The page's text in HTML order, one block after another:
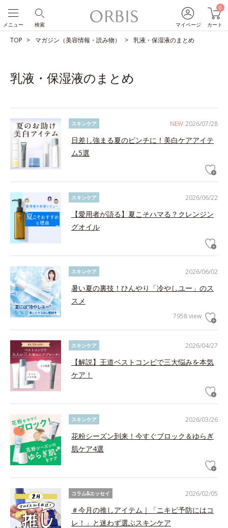
マイページ
0
カート
検索
メニュー
TOP マガジン（美容情報・読み物） 乳液・保湿液のまとめ
乳液・保湿液のまとめ
NEW 2026/07/28
スキンケア
日差し強まる夏のピンチに！美白ケアアイテ
ム5選
2026/06/22
スキンケア
【愛用者が語る】夏こそハマる？クレンジン
グオイル
2026/06/02
スキンケア
暑い夏の裏技！ひんやり「冷やしユー」のス
スメ
7958 view
2026/04/27
スキンケア
【解説】王道ベストコンビで三大悩みを本気
ケア！
2026/03/26
スキンケア
花粉シーズン到来！今すぐブロック＆ゆらぎ
肌ケア4選
2026/02/05
コラム&エッセイ
＃今月の推しアイテム｜「ニキビ予防にはコ
レ！」と迷わず選ぶスキンケア